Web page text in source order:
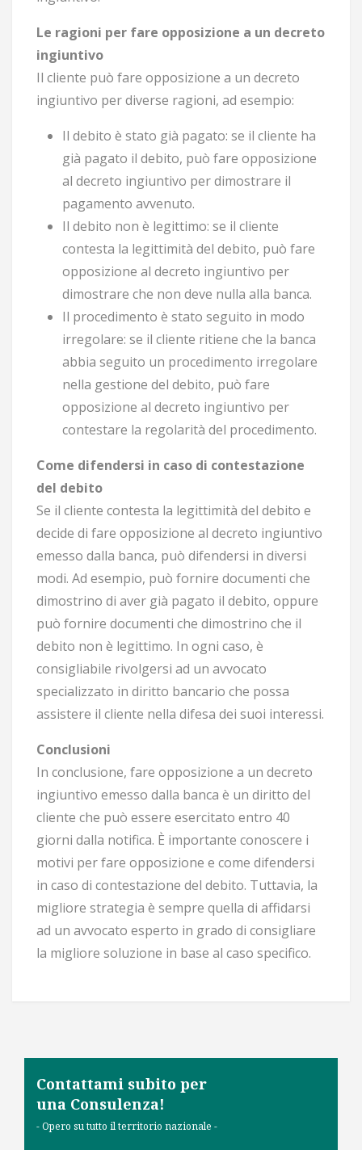
Le ragioni per fare opposizione a un decreto
ingiuntivo
Il cliente può fare opposizione a un decreto
ingiuntivo per diverse ragioni, ad esempio:
Il debito è stato già pagato: se il cliente ha
già pagato il debito, può fare opposizione
al decreto ingiuntivo per dimostrare il
pagamento avvenuto.
Il debito non è legittimo: se il cliente
contesta la legittimità del debito, può fare
opposizione al decreto ingiuntivo per
dimostrare che non deve nulla alla banca.
Il procedimento è stato seguito in modo
irregolare: se il cliente ritiene che la banca
abbia seguito un procedimento irregolare
nella gestione del debito, può fare
opposizione al decreto ingiuntivo per
contestare la regolarità del procedimento.
Come difendersi in caso di contestazione
del debito
Se il cliente contesta la legittimità del debito e
decide di fare opposizione al decreto ingiuntivo
emesso dalla banca, può difendersi in diversi
modi. Ad esempio, può fornire documenti che
dimostrino di aver già pagato il debito, oppure
può fornire documenti che dimostrino che il
debito non è legittimo. In ogni caso, è
consigliabile rivolgersi ad un avvocato
specializzato in diritto bancario che possa
assistere il cliente nella difesa dei suoi interessi.
Conclusioni
In conclusione, fare opposizione a un decreto
ingiuntivo emesso dalla banca è un diritto del
cliente che può essere esercitato entro 40
giorni dalla notifica. È importante conoscere i
motivi per fare opposizione e come difendersi
in caso di contestazione del debito. Tuttavia, la
migliore strategia è sempre quella di affidarsi
ad un avvocato esperto in grado di consigliare
la migliore soluzione in base al caso specifico.
Contattami subito per
una Consulenza!
- Opero su tutto il territorio nazionale -